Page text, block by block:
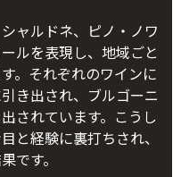
ャルドネ、ピノ・ノワ
ルを表現し、地域ごと
。それぞれのワインに
き出され、ブルゴーニ
されています。こうし
と経験に裏打ちされ、
です。